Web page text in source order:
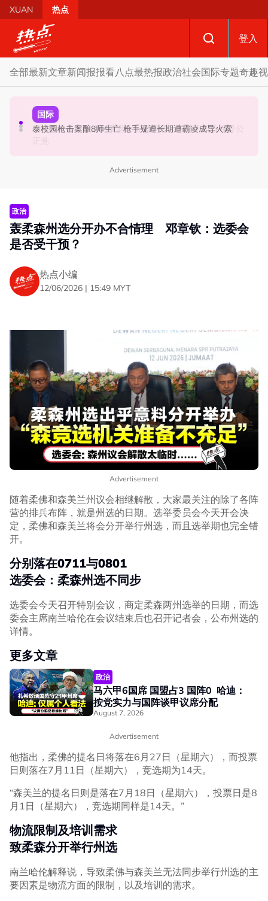
Skip to main content
XUAN 热点
登入
全部最新文章新闻报报看八点最热报政治社会国际专题奇趣
政治
炮轰哈迪不了解章程 阿兹敏：国盟无“自动退盟”规定
政治
促努鲁依莎辞职后勿重返政坛 罗诗雅：给他人机会领导公
正党
国际
泰校园枪击案酿8师生亡 枪手疑遭长期遭霸凌成导火索
Advertisement
政治
轰柔森州选分开办不合情理 邓章钦：选委会
是否受干预？
热点小编
12/06/2026 | 15:49 MYT
Advertisement
随着柔佛和森美兰州议会相继解散，大家最关注的除了各阵
营的排兵布阵，就是州选的日期。选举委员会今天开会决
定，柔佛和森美兰将会分开举行州选，而且选举期也完全错
开。
分别落在0711与0801
选委会：柔森州选不同步
选委会今天召开特别会议，商定柔森两州选举的日期，而选
委会主席南兰哈伦在会议结束后也召开记者会，公布州选的
详情。
更多文章
政治
马六甲6国席 国盟占3 国阵0 哈迪：
按党实力与国阵谈甲议席分配
August 7, 2026
Advertisement
他指出，柔佛的提名日将落在6月27日（星期六），而投票
日则落在7月11日（星期六），竞选期为14天。
“森美兰的提名日则是落在7月18日（星期六），投票日是8
月1日（星期六），竞选期同样是14天。”
物流限制及培训需求
致柔森分开举行州选
南兰哈伦解释说，导致柔佛与森美兰无法同步举行州选的主
要因素是物流方面的限制，以及培训的需求。